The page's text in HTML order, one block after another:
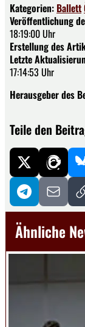
Kategorien: Ballett
Veröffentlichung
18:19:00 Uhr
Erstellung des
Letzte
17:14:53 Uhr
Herausgeber des
Teile den
Ähnliche